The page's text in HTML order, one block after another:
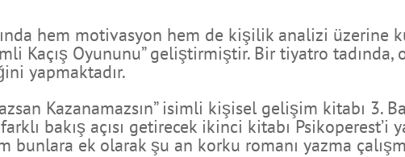
hem motivasyon hem de kişilik analizi üzerine
Kaçış Oyununu” geliştirmiştir. Bir tiyatro
yapmaktadır.
Kazanamazsın” isimli kişisel gelişim kitabı 3.
bakış açısı getirecek ikinci kitabı Psikoperest’i
bunlara ek olarak şu an korku romanı yazma